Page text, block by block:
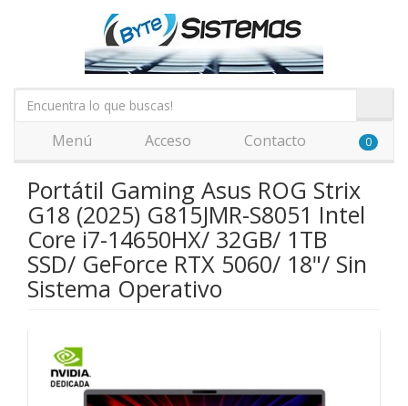
Menú Acceso Contacto 0
Portátil Gaming Asus ROG Strix
G18 (2025) G815JMR-S8051 Intel
Core i7-14650HX/ 32GB/ 1TB
SSD/ GeForce RTX 5060/ 18"/ Sin
Sistema Operativo